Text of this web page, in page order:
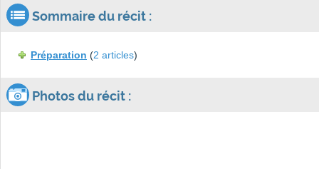
Sommaire du récit :
Préparation (2 articles)
Photos du récit :